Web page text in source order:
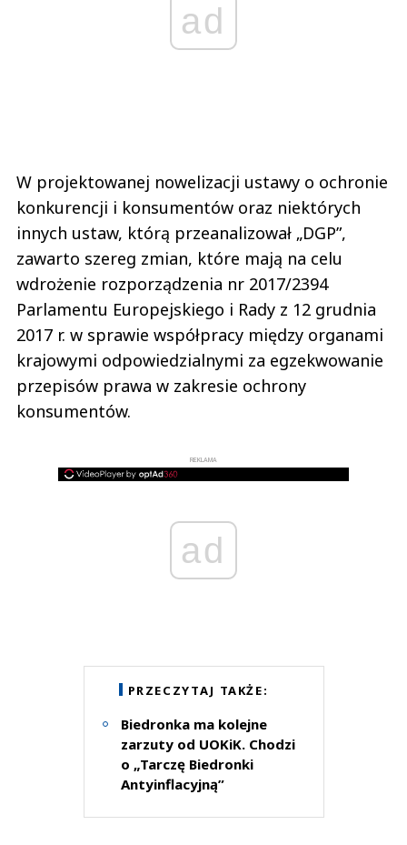
ad
W projektowanej nowelizacji ustawy o ochronie
konkurencji i konsumentów oraz niektórych
innych ustaw, którą przeanalizował „DGP”,
zawarto szereg zmian, które mają na celu
wdrożenie rozporządzenia nr 2017/2394
Parlamentu Europejskiego i Rady z 12 grudnia
2017 r. w sprawie współpracy między organami
krajowymi odpowiedzialnymi za egzekwowanie
przepisów prawa w zakresie ochrony
konsumentów.
REKLAMA
ad
PRZECZYTAJ TAKŻE:
Biedronka ma kolejne
zarzuty od UOKiK. Chodzi
o „Tarczę Biedronki
Antyinflacyjną”